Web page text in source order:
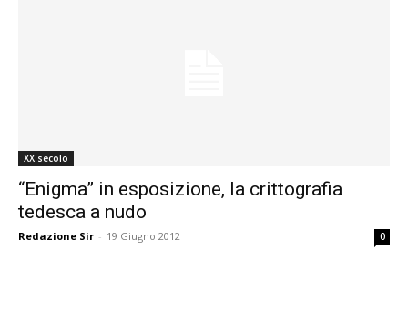
XX secolo
“Enigma” in esposizione, la crittografia
tedesca a nudo
Redazione Sir - 19 Giugno 2012 0